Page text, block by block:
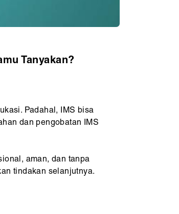
Tanyakan?
Padahal, IMS bisa
dan pengobatan IMS
aman, dan tanpa
tindakan selanjutnya.